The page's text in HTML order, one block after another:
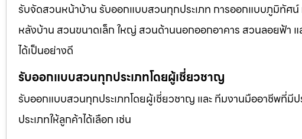
รับจัดสวนหน้าบ้าน รับออกแบบสวนทุกประเภท การออกแบบภูมิทัศน์
หลังบ้าน สวนขนาดเล็ก ใหญ่ สวนด้านนอกออกอาคาร สวนลอยฟ้า
ได้เป็นอย่างดี
รับออกแบบสวนทุกประเภทโดยผู้เชี่ยวชาญ
รับออกแบบสวนทุกประเภทโดยผู้เชี่ยวชาญ และ ทีมงานมืออาชีพที่
ประเภทให้ลูกค้าได้เลือก เช่น